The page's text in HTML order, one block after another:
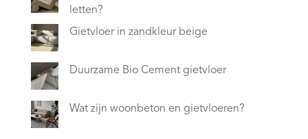
letten?
Gietvloer in zandkleur beige
Duurzame Bio Cement gietvloer
Wat zijn woonbeton en gietvloeren?